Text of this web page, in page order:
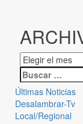
Últimas Noticias
Desalambrar-Tv
Local/Regional